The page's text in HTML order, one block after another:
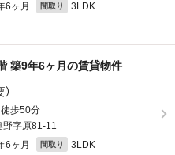
6ヶ月 間取り 3LDK
築9年6ヶ月の賃貸物件
歩50分
野字原81-11
6ヶ月 間取り 3LDK